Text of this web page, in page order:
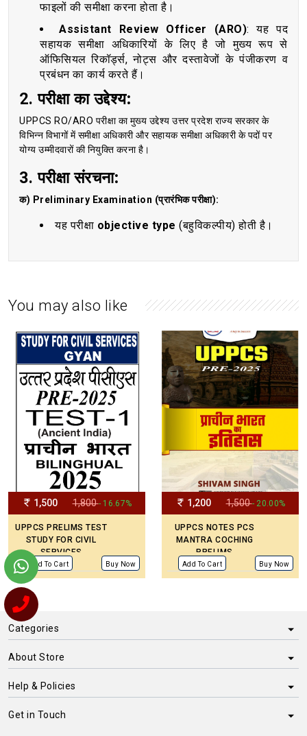
फाइलों की समीक्षा करना होता है।
Assistant Review Officer (ARO): यह पद
सहायक समीक्षा अधिकारियों के लिए है जो मुख्य रूप से
ऑफिसियल रिकॉर्ड्स, नोट्स और दस्तावेजों के पंजीकरण व
प्रबंधन का कार्य करते हैं।
2.परीक्षा का उद्देश्य:
UPPCS RO/ARO परीक्षा का मुख्य उद्देश्य उत्तर प्रदेश राज्य सरकार के
विभिन्न विभागों में समीक्षा अधिकारी और सहायक समीक्षा अधिकारी के पदों पर
योग्य उम्मीदवारों की नियुक्ति करना है।
3.परीक्षा संरचना:
क) Preliminary Examination (प्रारंभिक परीक्षा):
यह परीक्षा objective type (बहुविकल्पीय) होती है।
You may also like
1,500 1,800- 16.67%
UPPCS PRELIMS TEST
STUDY FOR CIVIL
SERVICES
Add To Cart Buy Now
1,200 1,500- 20.00%
UPPCS NOTES PCS
MANTRA COCHING
PRELIMS
Add To Cart Buy Now
Categories
About Store
Help & Policies
Get in Touch